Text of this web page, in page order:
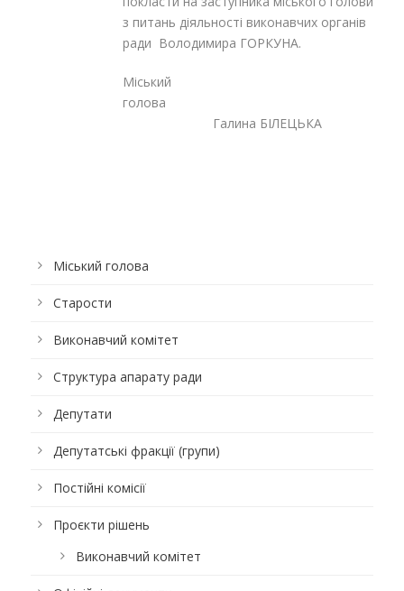
з питань діяльності виконавчих органів
ради Володимира ГОРКУНА.
Міський
голова
Галина БІЛЕЦЬКА
Міський голова
Старости
Виконавчий комітет
Структура апарату ради
Депутати
Депутатські фракції (групи)
Постійні комісії
Проєкти рішень
Виконавчий комітет